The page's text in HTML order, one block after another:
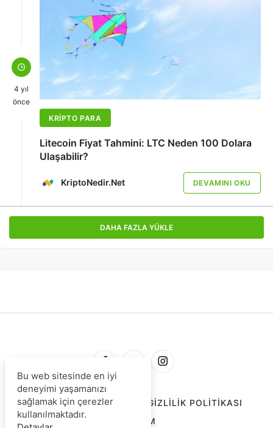
4 yıl
önce
KRIPTO PARA
Litecoin Fiyat Tahmini: LTC Neden 100 Dolara
Ulaşabilir?
KriptoNedir.Net DEVAMINI OKU
DAHA FAZLA YÜKLE
HAKKIMIZDA İLETIŞIM
GIZLILIK POLITIKASI
REKLAM
Bu web sitesinde en iyi
deneyimi yaşamanızı
sağlamak için çerezler
kullanılmaktadır.